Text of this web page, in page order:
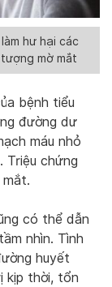
hư hại các
mờ mắt
bệnh tiểu
đường dư
máu nhỏ
Triệu chứng
có thể dẫn
nhìn. Tình
huyết
kịp thời, tổn